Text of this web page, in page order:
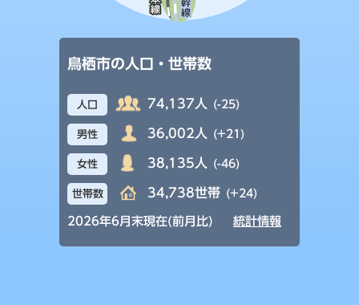
鳥栖市の人口・世帯数
人口 74,137人 (-25)
男性 36,002人 (+21)
女性 38,135人 (-46)
世帯数 34,738世帯 (+24)
2026年6月末現在(前月比) 統計情報